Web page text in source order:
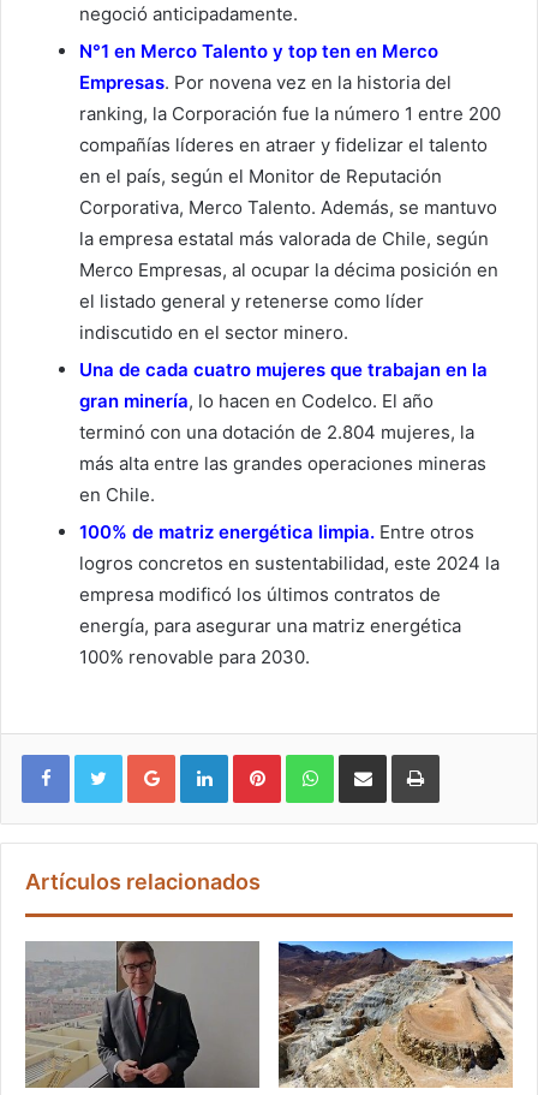
negoció anticipadamente.
N°1 en Merco Talento y top ten en Merco
Empresas. Por novena vez en la historia del
ranking, la Corporación fue la número 1 entre 200
compañías líderes en atraer y fidelizar el talento
en el país, según el Monitor de Reputación
Corporativa, Merco Talento. Además, se mantuvo
la empresa estatal más valorada de Chile, según
Merco Empresas, al ocupar la décima posición en
el listado general y retenerse como líder
indiscutido en el sector minero.
Una de cada cuatro mujeres que trabajan en la
gran minería, lo hacen en Codelco. El año
terminó con una dotación de 2.804 mujeres, la
más alta entre las grandes operaciones mineras
en Chile.
100% de matriz energética limpia. Entre otros
logros concretos en sustentabilidad, este 2024 la
empresa modificó los últimos contratos de
energía, para asegurar una matriz energética
100% renovable para 2030.
Google+ LinkedIn Pinterest WhatsApp
Artículos relacionados